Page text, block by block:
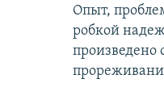
Опыт,
робкой
произведено